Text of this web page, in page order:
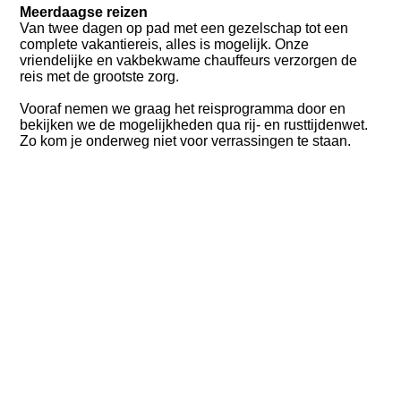
Meerdaagse reizen
Van twee dagen op pad met een gezelschap tot een
complete vakantiereis, alles is mogelijk. Onze
vriendelijke en vakbekwame chauffeurs verzorgen de
reis met de grootste zorg.
Vooraf nemen we graag het reisprogramma door en
bekijken we de mogelijkheden qua rij- en rusttijdenwet.
Zo kom je onderweg niet voor verrassingen te staan.